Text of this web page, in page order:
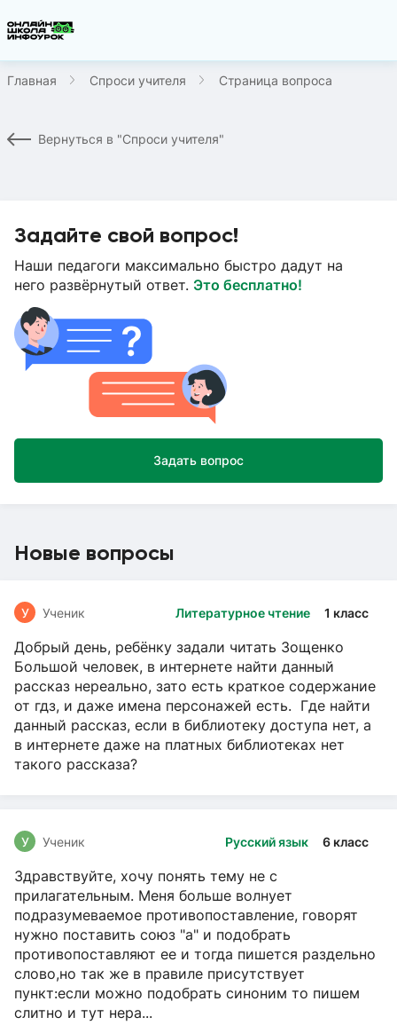
Главная Спроси учителя Страница вопроса
Вернуться в "Спроси учителя"
Задайте свой вопрос!
Наши педагоги максимально быстро дадут на
него развёрнутый ответ. Это бесплатно!
Задать вопрос
Новые вопросы
Литературное чтение 1 класс
У Ученик
Добрый день, ребёнку задали читать Зощенко
Большой человек, в интернете найти данный
рассказ нереально, зато есть краткое содержание
от гдз, и даже имена персонажей есть. Где найти
данный рассказ, если в библиотеку доступа нет, а
в интернете даже на платных библиотеках нет
такого рассказа?
Русский язык 6 класс
У Ученик
Здравствуйте, хочу понять тему не с
прилагательным. Меня больше волнует
подразумеваемое противопоставление, говорят
нужно поставить союз "а" и подобрать
противопоставляют ее и тогда пишется раздельно
слово,но так же в правиле присутствует
пункт:если можно подобрать синоним то пишем
слитно и тут нера...